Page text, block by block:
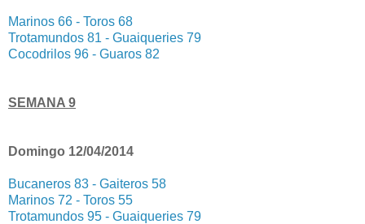
Marinos 66 - Toros 68
Trotamundos 81 - Guaiqueries 79
Cocodrilos 96 - Guaros 82
SEMANA 9
Domingo 12/04/2014
Bucaneros 83 - Gaiteros 58
Marinos 72 - Toros 55
Trotamundos 95 - Guaiqueries 79